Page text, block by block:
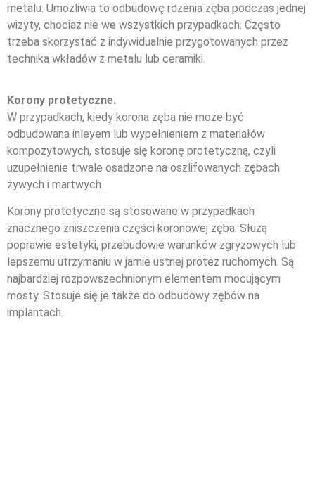
metalu. Umożliwia to odbudowę rdzenia zęba podczas jednej
wizyty, chociaż nie we wszystkich przypadkach. Często
trzeba skorzystać z indywidualnie przygotowanych przez
technika wkładów z metalu lub ceramiki.
Korony protetyczne.
W przypadkach, kiedy korona zęba nie może być
odbudowana inleyem lub wypełnieniem z materiałów
kompozytowych, stosuje się koronę protetyczną, czyli
uzupełnienie trwale osadzone na oszlifowanych zębach
żywych i martwych.
Korony protetyczne są stosowane w przypadkach
znacznego zniszczenia części koronowej zęba. Służą
poprawie estetyki, przebudowie warunków zgryzowych lub
lepszemu utrzymaniu w jamie ustnej protez ruchomych. Są
najbardziej rozpowszechnionym elementem mocującym
mosty. Stosuje się je także do odbudowy zębów na
implantach.